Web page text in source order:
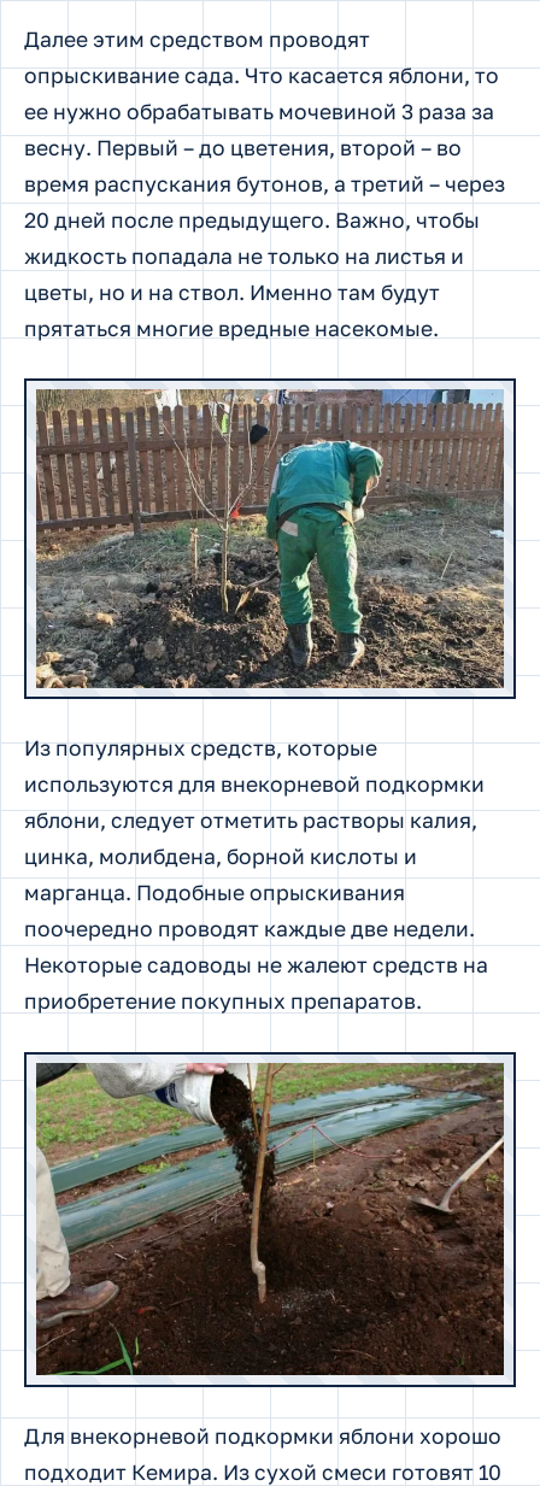
Далее этим средством проводят
опрыскивание сада. Что касается яблони, то
ее нужно обрабатывать мочевиной 3 раза за
весну. Первый – до цветения, второй – во
время распускания бутонов, а третий – через
20 дней после предыдущего. Важно, чтобы
жидкость попадала не только на листья и
цветы, но и на ствол. Именно там будут
прятаться многие вредные насекомые.
Из популярных средств, которые
используются для внекорневой подкормки
яблони, следует отметить растворы калия,
цинка, молибдена, борной кислоты и
марганца. Подобные опрыскивания
поочередно проводят каждые две недели.
Некоторые садоводы не жалеют средств на
приобретение покупных препаратов.
Для внекорневой подкормки яблони хорошо
подходит Кемира. Из сухой смеси готовят 10